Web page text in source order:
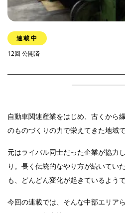
連載中
12回 公開済
自動車関連産業をはじめ、古くから
のものづくりの力で栄えてきた地域
元はライバル同士だった企業が協力
り。長く伝統的なやり方が続いてい
も、どんどん変化が起きているようで
今回の連載では、そんな中部エリア